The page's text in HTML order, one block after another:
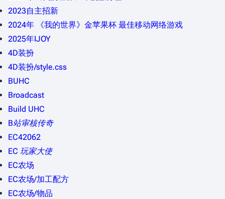
2023自主招新
2024年 《我的世界》金苹果杯 最佳移动网络游戏
2025年IJOY
4D装扮
4D装扮/style.css
BUHC
Broadcast
Build UHC
B站审核传奇
EC42062
EC 玩家大使
EC农场
EC农场/加工配方
EC农场/物品